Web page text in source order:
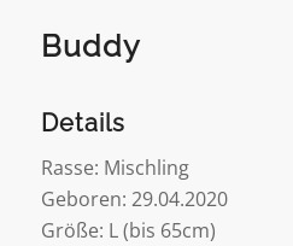
Buddy
Details
Rasse: Mischling
Geboren: 29.04.2020
Größe: L (bis 65cm)